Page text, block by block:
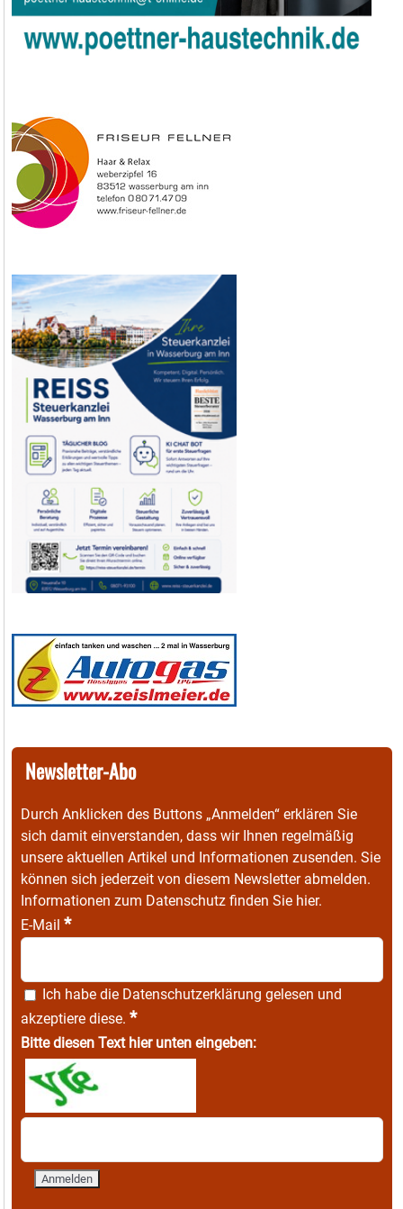
Newsletter-Abo
Durch Anklicken des Buttons „Anmelden“ erklären Sie
sich damit einverstanden, dass wir Ihnen regelmäßig
unsere aktuellen Artikel und Informationen zusenden. Sie
können sich jederzeit von diesem Newsletter abmelden.
Informationen zum Datenschutz finden Sie hier.
E-Mail *
Ich habe die Datenschutzerklärung gelesen und
akzeptiere diese. *
Bitte diesen Text hier unten eingeben: